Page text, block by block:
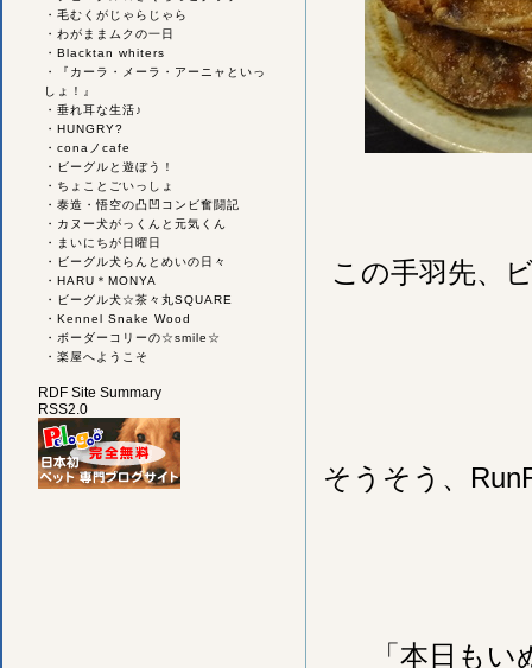
・ 毛むくがじゃらじゃら
・ わがままムクの一日
・ Blacktan whiters
・
『カーラ・メーラ・アーニャといっ
しょ！』
・ 垂れ耳な生活♪
・ HUNGRY?
・ conaノcafe
・
ビーグルと遊ぼう！
・ ちょことごいっしょ
・ 泰造・悟空の凸凹コンビ奮闘記
・ カヌー犬がっくんと元気くん
・
まいにちが日曜日
・
ビーグル犬らんとめいの日々
・ HARU＊MONYA
・
ビーグル犬☆茶々丸SQUARE
・ Kennel Snake Wood
・ ボーダーコリーの☆smile☆
・ 楽屋へようこそ
RDF Site Summary
RSS2.0
この手羽先、
そうそう、
「本日も